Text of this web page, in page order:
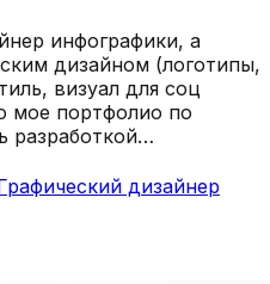
инфографики, а
дизайном (логотипы,
визуал для соц
разработкой
ozon 🔥 💫Я
стильный и продающий
клиенту
дизайнер